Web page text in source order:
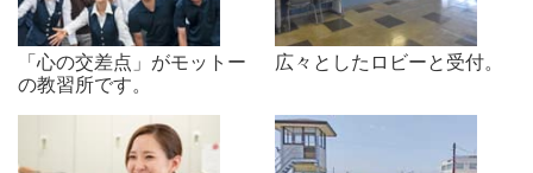
「心の交差点」がモットー
の教習所です。
広々としたロビーと受付。